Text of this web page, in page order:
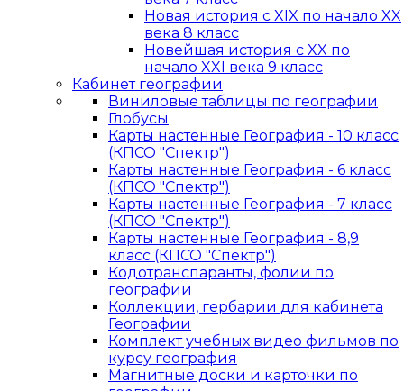
Новая история с XIX по начало XX
века 8 класс
Новейшая история с XX по
начало XXI века 9 класс
Кабинет географии
Виниловые таблицы по географии
Глобусы
Карты настенные География - 10 класс
(КПСО "Спектр")
Карты настенные География - 6 класс
(КПСО "Спектр")
Карты настенные География - 7 класс
(КПСО "Спектр")
Карты настенные География - 8,9
класс (КПСО "Спектр")
Кодотранспаранты, фолии по
географии
Коллекции, гербарии для кабинета
Географии
Комплект учебных видео фильмов по
курсу география
Магнитные доски и карточки по